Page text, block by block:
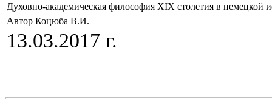
Духовно-академическая философия XIX столетия в немецкой
Автор Коцюба В.И.
13.03.2017 г.